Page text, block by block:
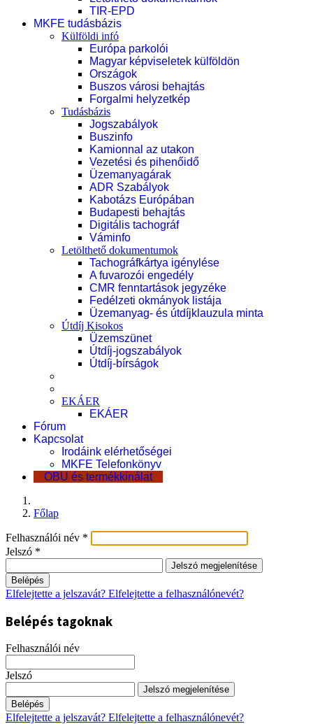
TIR-EPD
MKFE tudásbázis
Külföldi infó
Európa parkolói
Magyar képviseletek külföldön
Országok
Buszos városi behajtás
Forgalmi helyzetkép
Tudásbázis
Jogszabályok
Buszinfo
Kamionnal az utakon
Vezetési és pihenőidő
Üzemanyagárak
ADR Szabályok
Kabotázs Európában
Budapesti behajtás
Digitális tachográf
Váminfo
Letölthető dokumentumok
Tachográfkártya igénylése
A fuvarozói engedély
CMR fenntartások jegyzéke
Fedélzeti okmányok listája
Üzemanyag- és útdíjklauzula minta
Útdíj Kisokos
Üzemszünet
Útdíj-jogszabályok
Útdíj-bírságok
EKÁER
EKÁER
Fórum
Kapcsolat
Irodáink elérhetőségei
MKFE Telefonkönyv
OBU és termékkínálat
Főlap
Felhasználói név *
Jelszó *
Jelszó megjelenítése
Belépés
Elfelejtette a jelszavát? Elfelejtette a felhasználónevét?
Belépés tagoknak
Felhasználói név
Jelszó
Jelszó megjelenítése
Belépés
Elfelejtette a jelszavát? Elfelejtette a felhasználónevét?